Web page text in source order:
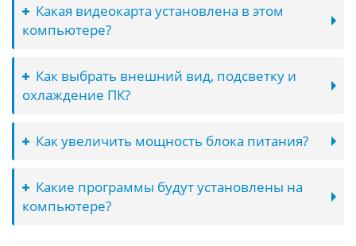
Какая видеокарта установлена в этом
компьютере?
Как выбрать внешний вид, подсветку и
охлаждение ПК?
Как увеличить мощность блока питания?
Какие программы будут установлены на
компьютере?